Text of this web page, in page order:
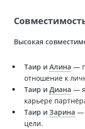
Высокая
Таир и Алина —
отношение к
Таир и Диана —
карьере
Таир и Зарина —
цели.